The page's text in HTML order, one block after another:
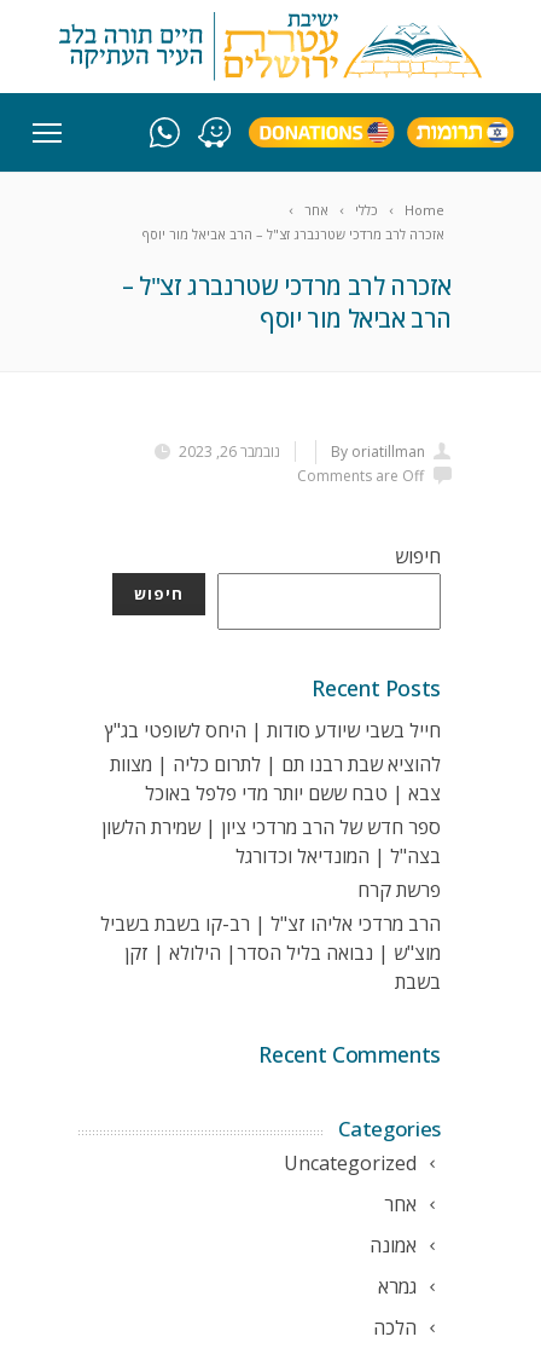
Home כללי
אחר
אזכרה לרב מרדכי שטרנברג זצ"ל – הרב אביאל מור יוסף
אזכרה לרב מרדכי שטרנברג זצ"ל –
הרב אביאל מור יוסף
נובמבר 26, 2023
By oriatillman
Comments are Off
חיפוש
חיפוש
Recent Posts
חייל בשבי שיודע סודות | היחס לשופטי בג"ץ
להוציא שבת רבנו תם | לתרום כליה | מצוות
צבא | טבח ששם יותר מדי פלפל באוכל
ספר חדש של הרב מרדכי ציון | שמירת הלשון
בצה"ל | המונדיאל וכדורגל
פרשת קרח
הרב מרדכי אליהו זצ"ל | רב-קו בשבת בשביל
מוצ"ש | נבואה בליל הסדר| הילולא | זקן
בשבת
Recent Comments
Categories
Uncategorized
אחר
אמונה
גמרא
הלכה